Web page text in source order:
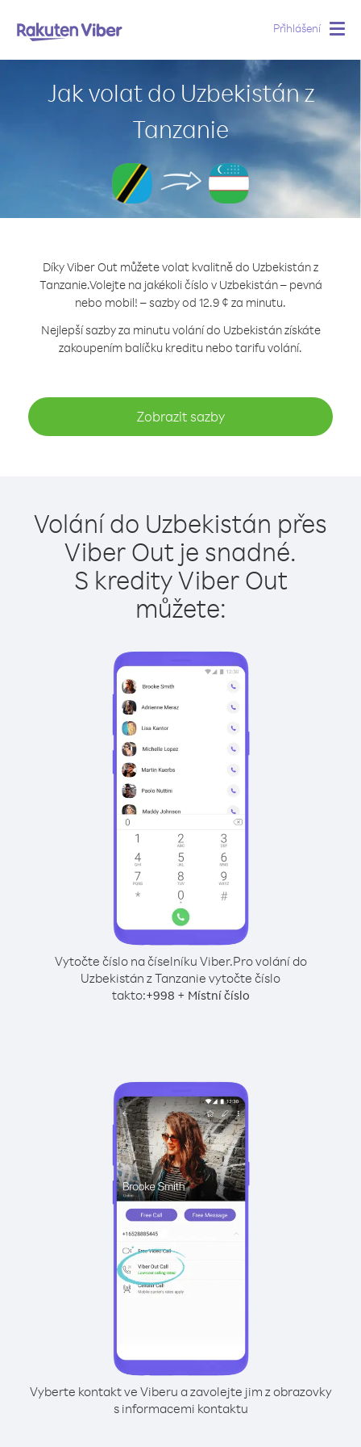
Přihlášení
Jak volat do Uzbekistán z
Tanzanie
Díky Viber Out můžete volat kvalitně do Uzbekistán z
Tanzanie.Volejte na jakékoli číslo v Uzbekistán – pevná
nebo mobil! – sazby od 12.9 ¢ za minutu.
Nejlepší sazby za minutu volání do Uzbekistán získáte
zakoupením balíčku kreditu nebo tarifu volání.
Zobrazit sazby
Volání do Uzbekistán přes
Viber Out je snadné.
S kredity Viber Out
můžete:
Vytočte číslo na číselníku Viber.Pro volání do
Uzbekistán z Tanzanie vytočte číslo
takto:+998 + Místní číslo
Vyberte kontakt ve Viberu a zavolejte jim z obrazovky
s informacemi kontaktu